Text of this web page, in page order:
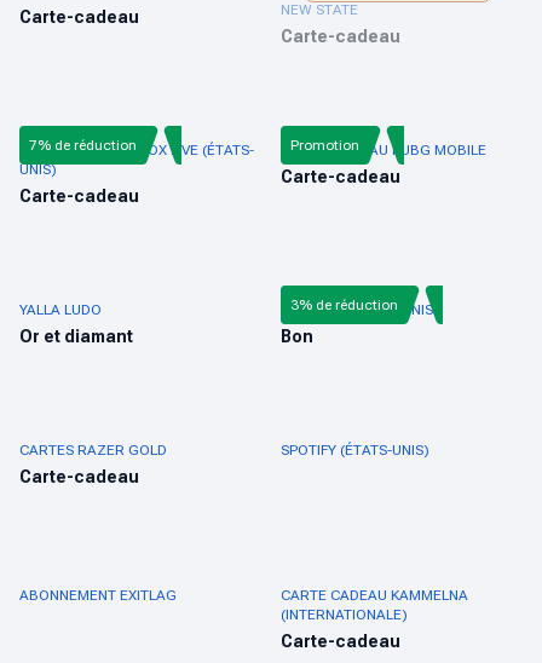
Carte-cadeau
NEW STATE
Carte-cadeau
CARTE CADEAU XBOX LIVE (ÉTATS-
UNIS)
Carte-cadeau
7% de réduction CARTE-CADEAU PUBG MOBILE
Carte-cadeau
Promotion
YALLA LUDO
Or et diamant
NINTENDO ÉTATS-UNIS
Bon
3% de réduction
CARTES RAZER GOLD
Carte-cadeau
SPOTIFY (ÉTATS-UNIS)
ABONNEMENT EXITLAG
CARTE CADEAU KAMMELNA
(INTERNATIONALE)
Carte-cadeau